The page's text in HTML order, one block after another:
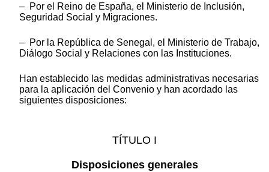
– Por el Reino de España, el Ministerio de Inclusión,
Seguridad Social y Migraciones.
– Por la República de Senegal, el Ministerio de Trabajo,
Diálogo Social y Relaciones con las Instituciones.
Han establecido las medidas administrativas necesarias
para la aplicación del Convenio y han acordado las
siguientes disposiciones:
TÍTULO I
Disposiciones generales